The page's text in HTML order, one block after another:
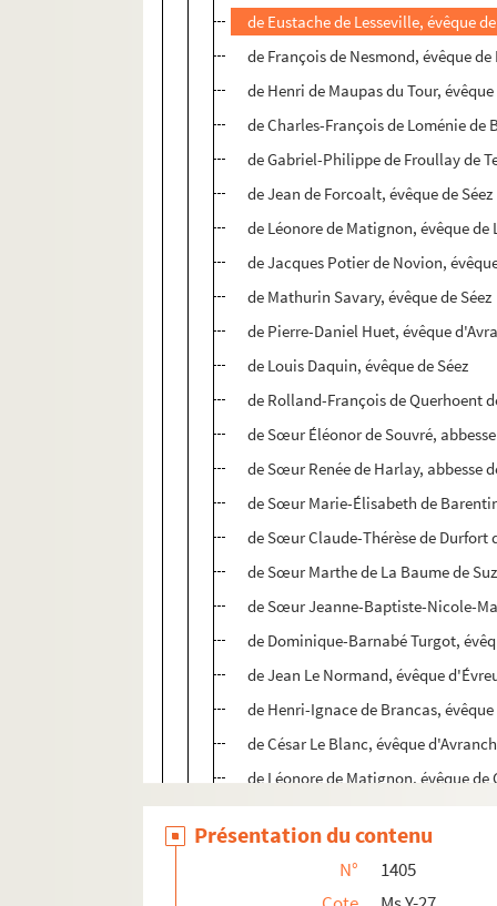
de Eustache de Lesseville, évêque
de François de Nesmond, évêque de
de Henri de Maupas du Tour,
de Charles-François de Loménie de
de Gabriel-Philippe de Froullay de
de Jean de Forcoalt, évêque de Séez
de Léonore de Matignon, évêque de
de Jacques Potier de Novion,
de Mathurin Savary, évêque de Séez
de Pierre-Daniel Huet, évêque
de Louis Daquin, évêque de Séez
de Rolland-François de Querhoent
de Sœur Éléonor de Souvré,
de Sœur Renée de Harlay, abbesse
de Sœur Marie-Élisabeth de
de Sœur Claude-Thérèse de Durfort
de Sœur Marthe de La Baume de
de Sœur Jeanne-Baptiste-Nicole-
de Dominique-Barnabé Turgot,
de Jean Le Normand, évêque
de Henri-Ignace de Brancas,
de César Le Blanc, évêque
de Léonore de Matignon, évêque de
de Jacques-Charles-Alexandre
de Paul d'Albert de Luynes
de Pierre-Jules-César de
Présentation du contenu
N°
1405